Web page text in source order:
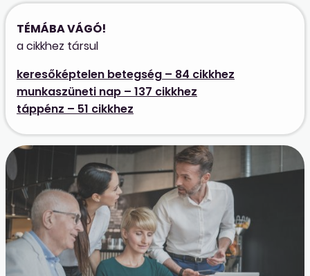
TÉMÁBA VÁGÓ!
a cikkhez társul
keresőképtelen betegség – 84 cikkhez
munkaszüneti nap – 137 cikkhez
táppénz – 51 cikkhez